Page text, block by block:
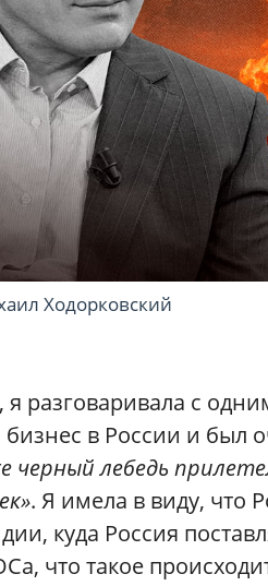
Ходорковский
разговаривала с
в России и был
лебедь
. Я имела в виду, что
куда Россия
что такое